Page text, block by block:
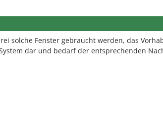
solche Fenster gebraucht werden, das
dar und bedarf der entsprechenden